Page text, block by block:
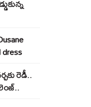
రెడీ..